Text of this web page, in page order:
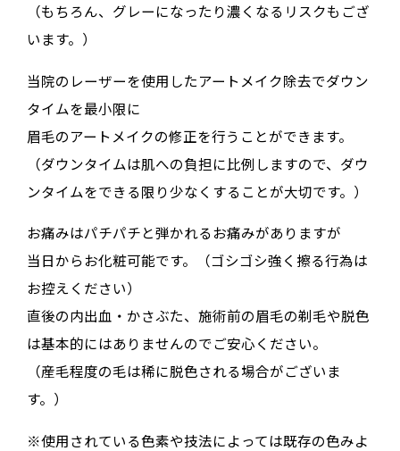
（もちろん、グレーになったり濃くなるリスクもござ
います。）
当院のレーザーを使用したアートメイク除去でダウン
タイムを最小限に
眉毛のアートメイクの修正を行うことができます。
（ダウンタイムは肌への負担に比例しますので、ダウ
ンタイムをできる限り少なくすることが大切です。）
お痛みはパチパチと弾かれるお痛みがありますが
当日からお化粧可能です。（ゴシゴシ強く擦る行為は
お控えください）
直後の内出血・かさぶた、施術前の眉毛の剃毛や脱色
は基本的にはありませんのでご安心ください。
（産毛程度の毛は稀に脱色される場合がございま
す。）
※使用されている色素や技法によっては既存の色みよ